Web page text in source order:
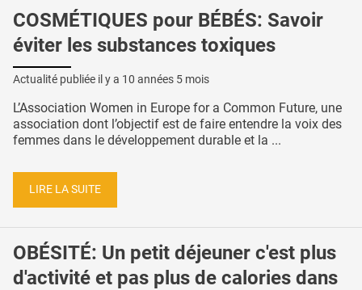
COSMÉTIQUES pour BÉBÉS: Savoir
éviter les substances toxiques
Actualité publiée il y a 10 années 5 mois
L’Association Women in Europe for a Common Future, une
association dont l’objectif est de faire entendre la voix des
femmes dans le développement durable et la ...
LIRE LA SUITE
OBÉSITÉ: Un petit déjeuner c'est plus
d'activité et pas plus de calories dans